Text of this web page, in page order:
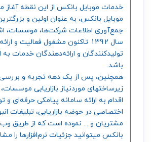
خدمات موبایل بانکس از این نقطه آغاز
موبایل بانکس، به عنوان اولین و
جمع‌آوری اطلاعات شرکت‌ها، موسسات،
سال 1392 تاکنون مشغول فعالیت و
تولیدکنندگان و ارائه‌دهندگان خدمات به
باشد.
همچنین، پس از یک دهه تجربه و
زیرساختهای موردنیاز بازاریابی
اقدام به ارائه سامانه‌ پیامکی حرفه‌ای و
اختصاصی در حوضه بازاریابی، تبلیغات
مشتریان و ... نموده است که از طریق
بانکس میتوانید جزئیات نرم‌افزارها را